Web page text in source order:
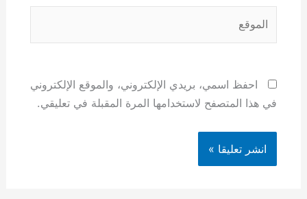
احفظ اسمي، بريدي الإلكتروني، والموقع الإلكتروني
في هذا المتصفح لاستخدامها المرة المقبلة في تعليقي.